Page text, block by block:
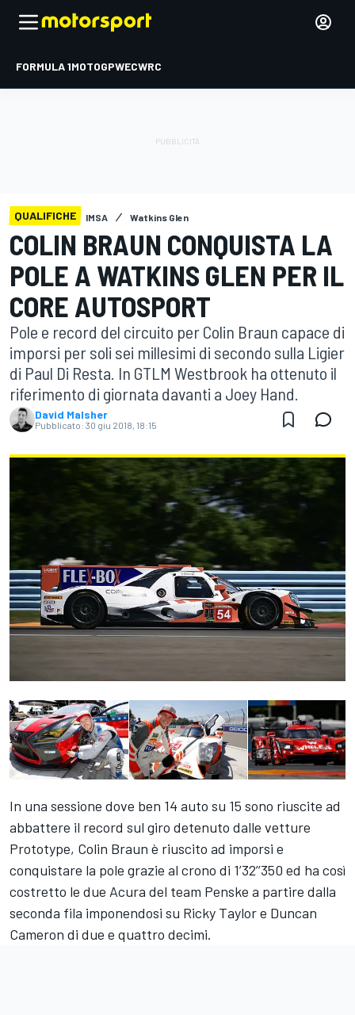
FORMULA 1MOTOGPWECWRC
QUALIFICHE IMSA Watkins Glen
COLIN BRAUN CONQUISTA LA
POLE A WATKINS GLEN PER IL
CORE AUTOSPORT
Pole e record del circuito per Colin Braun capace di
imporsi per soli sei millesimi di secondo sulla Ligier
di Paul Di Resta. In GTLM Westbrook ha ottenuto il
riferimento di giornata davanti a Joey Hand.
David Malsher
Pubblicato: 30 giu 2018, 18:15
In una sessione dove ben 14 auto su 15 sono riuscite ad
abbattere il record sul giro detenuto dalle vetture
Prototype, Colin Braun è riuscito ad imporsi e
conquistare la pole grazie al crono di 1’32’’350 ed ha così
costretto le due Acura del team Penske a partire dalla
seconda fila imponendosi su Ricky Taylor e Duncan
Cameron di due e quattro decimi.